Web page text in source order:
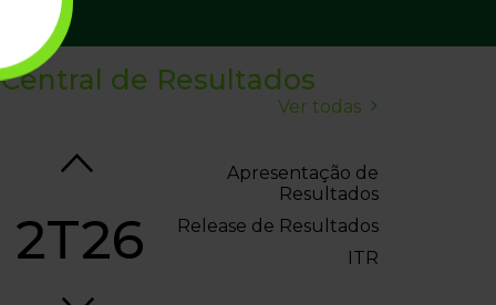
Central de Resultados
Ver todas
1T17
2T26
Apresentação de
Resultados
Release de Resultados
ITR